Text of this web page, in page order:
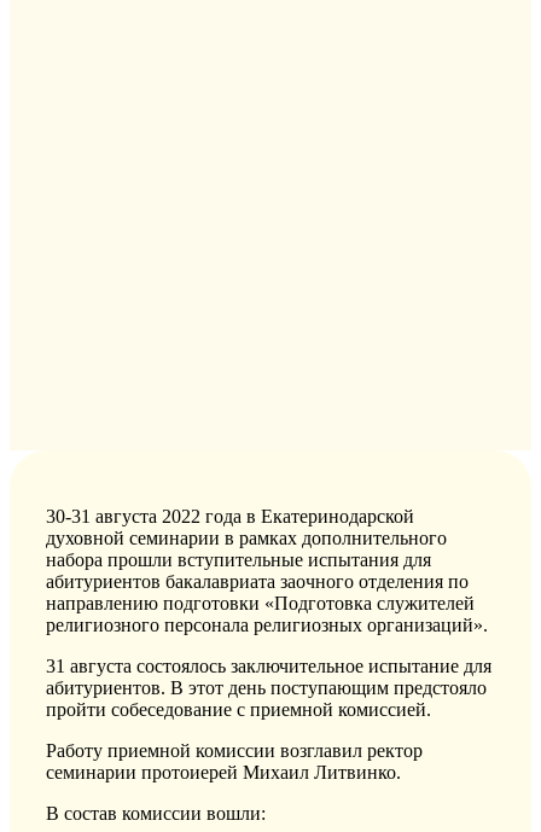
30-31 августа 2022 года в Екатеринодарской
духовной семинарии в рамках дополнительного
набора прошли вступительные испытания для
абитуриентов бакалавриата заочного отделения по
направлению подготовки «Подготовка служителей
религиозного персонала религиозных организаций».
31 августа состоялось заключительное испытание для
абитуриентов. В этот день поступающим предстояло
пройти собеседование с приемной комиссией.
Работу приемной комиссии возглавил ректор
семинарии протоиерей Михаил Литвинко.
В состав комиссии вошли: